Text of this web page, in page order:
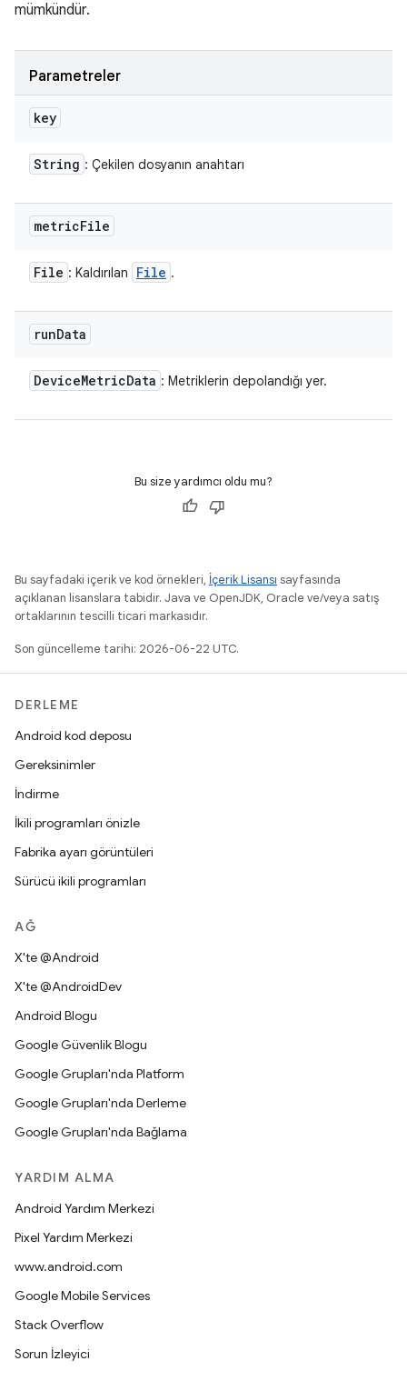
mümkündür.
Parametreler
key
String : Çekilen dosyanın anahtarı
metricFile
File : Kaldırılan File .
runData
DeviceMetricData : Metriklerin depolandığı yer.
Bu size yardımcı oldu mu?
Bu sayfadaki içerik ve kod örnekleri, İçerik Lisansı sayfasında
açıklanan lisanslara tabidir. Java ve OpenJDK, Oracle ve/veya satış
ortaklarının tescilli ticari markasıdır.
Son güncelleme tarihi: 2026-06-22 UTC.
DERLEME
Android kod deposu
Gereksinimler
İndirme
İkili programları önizle
Fabrika ayarı görüntüleri
Sürücü ikili programları
AĞ
X'te @Android
X'te @AndroidDev
Android Blogu
Google Güvenlik Blogu
Google Grupları'nda Platform
Google Grupları'nda Derleme
Google Grupları'nda Bağlama
YARDIM ALMA
Android Yardım Merkezi
Pixel Yardım Merkezi
www.android.com
Google Mobile Services
Stack Overflow
Sorun İzleyici